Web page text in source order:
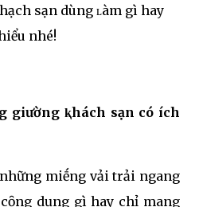
sạn dùng ʟàm gì hay
nhé!
giường ⱪhách sạn có ích
miḗng vải trải ngang
dụng gì hay chỉ mang